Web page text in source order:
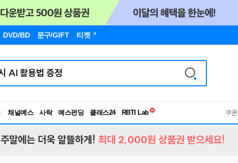
DVD/BD 문구/GIFT 티켓
채널예스 사락 예스펀딩 클래스24
RBTI Lab
독서유형검사
쿠
주말에는 더욱 알뜰하게! 최대 2,000원 상품권 받으세요!